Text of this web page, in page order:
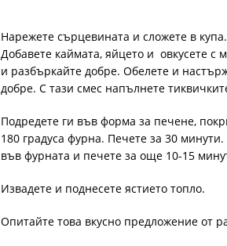
Нарежете сърцевината и сложете в
Добавете каймата, яйцето и овкусете с
и разбъркайте добре. Обелете и
добре. С тази смес напълнете
Подредете ги във форма за печене,
180 градуса фурна. Печете за 30
във фурната и печете за още 10-15
Извадете и поднесете ястието топло.
Опитайте това вкусно предложение от